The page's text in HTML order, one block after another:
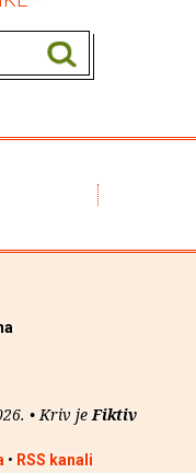
• Kriv je Fiktiv
• RSS kanali